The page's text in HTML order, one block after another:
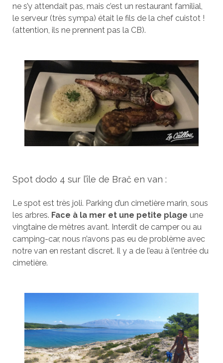
ne s’y attendait pas, mais c’est un restaurant familial,
le serveur (très sympa) était le fils de la chef cuistot !
(attention, ils ne prennent pas la CB).
Spot dodo 4 sur l’île de Brač en van :
Le spot est très joli. Parking d’un cimetière marin, sous
les arbres. Face à la mer et une petite plage une
vingtaine de mètres avant. Interdit de camper ou au
camping-car, nous n’avons pas eu de problème avec
notre van en restant discret. Il y a de l’eau à l’entrée du
cimetière.